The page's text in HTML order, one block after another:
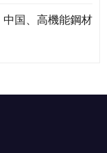
国、高機能鋼材